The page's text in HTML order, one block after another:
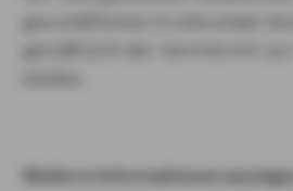
Weitere Informationen anzeigen